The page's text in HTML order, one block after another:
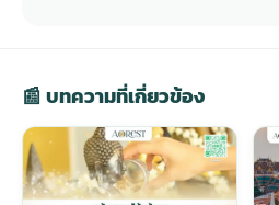
📰 บทความที่เกี่ยวข้อง